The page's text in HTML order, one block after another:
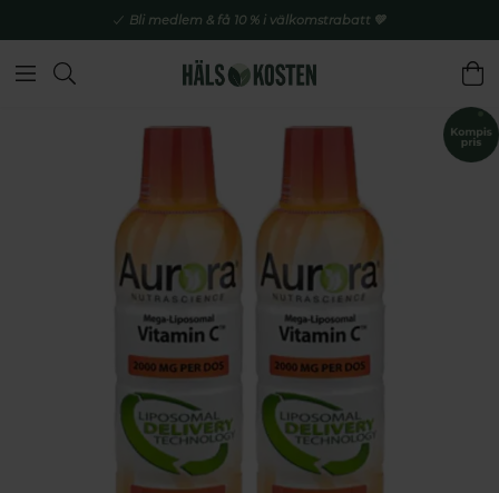
Bli medlem & få 10 % i välkomstrabatt 💚